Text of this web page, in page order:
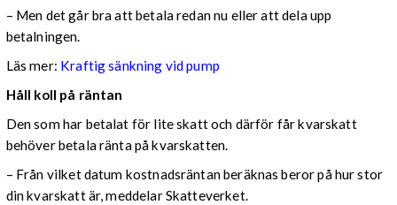
– Men det går bra att betala redan nu eller att dela upp
betalningen.
Läs mer: Kraftig sänkning vid pump
Håll koll på räntan
Den som har betalat för lite skatt och därför får kvarskatt
behöver betala ränta på kvarskatten.
– Från vilket datum kostnadsräntan beräknas beror på hur stor
din kvarskatt är, meddelar Skatteverket.